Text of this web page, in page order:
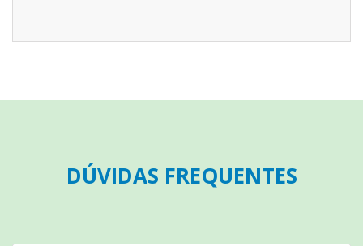
DÚVIDAS FREQUENTES